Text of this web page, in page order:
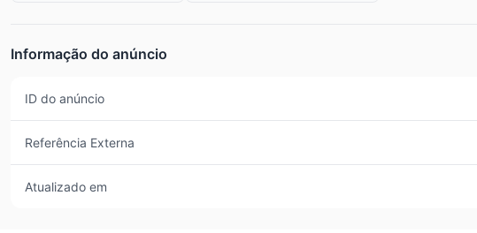
Informação do anúncio
ID do anúncio
Referência Externa
Atualizado em